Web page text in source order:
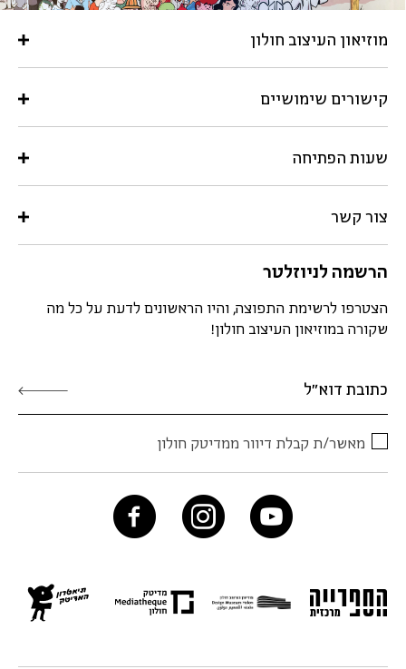
מוזיאון העיצוב חולון
קישורים שימושיים
שעות הפתיחה
צור קשר
הרשמה לניוזלטר
הצטרפו לרשימת התפוצה, והיו הראשונים לדעת על כל מה
שקורה במוזיאון העיצוב חולון!
מאשר/ת קבלת דיוור ממדיטק חולון